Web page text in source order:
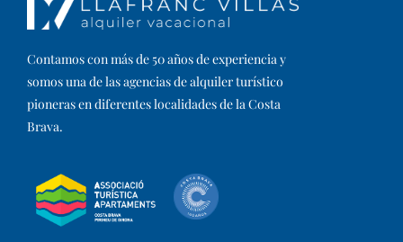
Contamos con más de 50 años de experiencia y
somos una de las agencias de alquiler turístico
pioneras en diferentes localidades de la Costa
Brava.​